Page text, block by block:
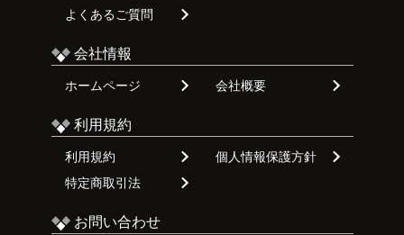
よくあるご質問
会社情報
ホームページ 会社概要
利用規約
利用規約
個人情報保護方針
特定商取引法
お問い合わせ